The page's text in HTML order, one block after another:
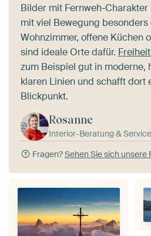
Bilder mit Fernweh-Charakter
mit viel Bewegung besonders
Wohnzimmer, offene Küchen
sind ideale Orte dafür.
zum Beispiel gut in moderne,
klaren Linien und schafft dort
Blickpunkt.
Rosanne
Interior-Beratung & Service
Fragen?Sehen Sie sich unsere